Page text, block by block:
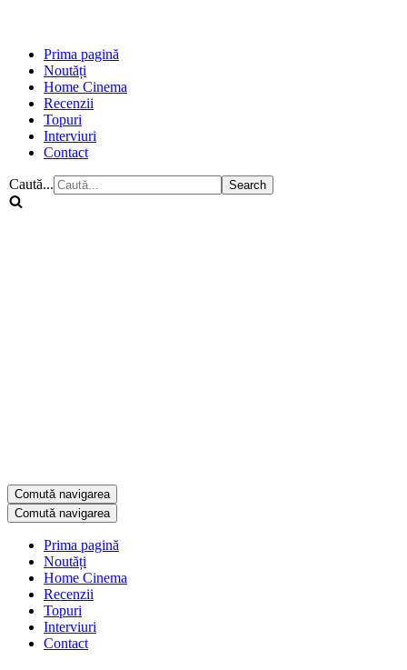
Prima pagină
Noutăți
Home Cinema
Recenzii
Topuri
Interviuri
Contact
Caută...
Comută navigarea
Comută navigarea
Prima pagină
Noutăți
Home Cinema
Recenzii
Topuri
Interviuri
Contact